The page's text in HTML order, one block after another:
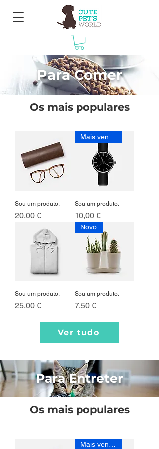
Para Comer
Os mais populares
Sou um produto.
Preço
20,00 €
Mais vendido
Sou um produto.
Preço
10,00 €
Sou um produto.
Preço
25,00 €
Novo
Sou um produto.
Preço
7,50 €
Ver tudo
Para Entreter
Os mais populares
Mais vendido